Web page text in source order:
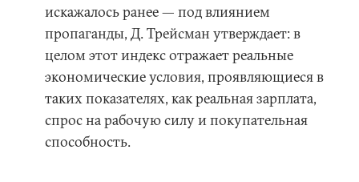
искажалось ранее — под влиянием
пропаганды, Д. Трейсман утверждает: в
целом этот индекс отражает реальные
экономические условия, проявляющиеся в
таких показателях, как реальная зарплата,
спрос на рабочую силу и покупательная
способность.